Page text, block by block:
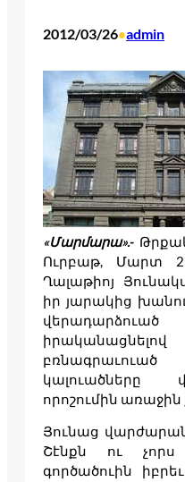
2012/03/26•admin
«Մարմարա».-
Ուրբաթ, Մարտ
Ղալաթիոյ
իր յարակից
վերադարձուած
կալուածները
որոշումին առաջին
Յունաց
Շէնքն ու
գործածուին